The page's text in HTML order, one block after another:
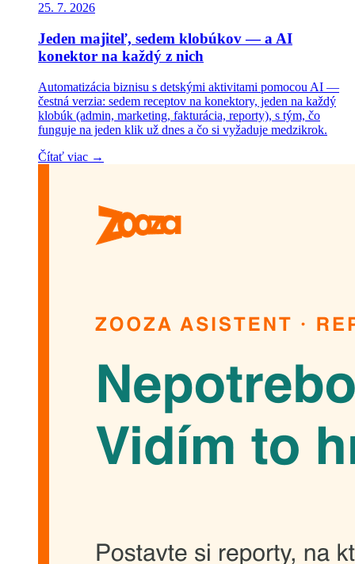
25. 7. 2026
Jeden majiteľ, sedem klobúkov — a AI
konektor na každý z nich
Automatizácia biznisu s detskými aktivitami pomocou AI —
čestná verzia: sedem receptov na konektory, jeden na každý
klobúk (admin, marketing, fakturácia, reporty), s tým, čo
funguje na jeden klik už dnes a čo si vyžaduje medzikrok.
Čítať viac →